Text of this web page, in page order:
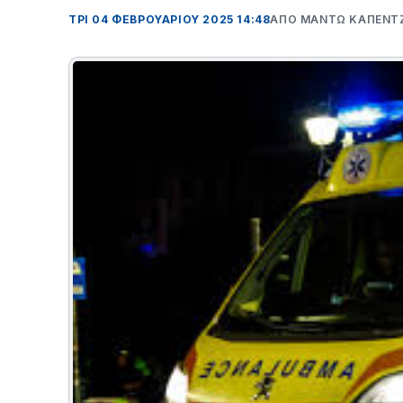
ΤΡΊ 04 ΦΕΒΡΟΥΑΡΊΟΥ 2025 14:48ΑΠΌ ΜΑΝΤΩ